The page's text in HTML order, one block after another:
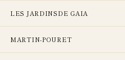
LES JARDINSDE GAIA
MARTIN-POURET